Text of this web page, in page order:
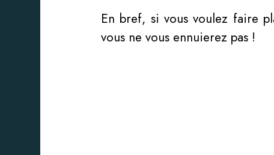
En bref, si vous voulez faire
vous ne vous ennuierez pas !